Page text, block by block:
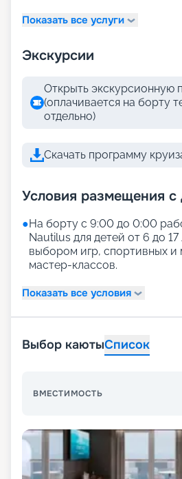
Показать все услуги
Экскурсии
Открыть экскурсионную
(оплачивается на борту
отдельно)
Скачать программу
Условия размещения с
●На борту с 9:00 до 0:00
Nautilus для детей от 6 до
выбором игр, спортивных и
мастер-классов.
Показать все условия
Выбор каютыСписок
ВМЕСТИМОСТЬ